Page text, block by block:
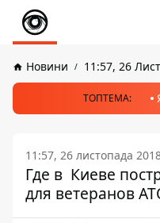
Новини 11:57, 26
ТОПТЕМА:
11:57, 26 листопада
Где в Киеве
для ветеранов